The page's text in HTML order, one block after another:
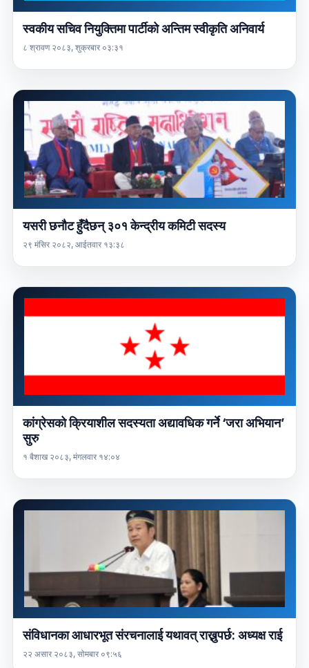
स्वकीय सचिव नियुक्तिमा पार्टीको अन्तिम स्वीकृति अनिवार्य
८ श्रावण २०८३, शुक्रबार ०३:३१
यसरी छनौट हुँदैछन् ३०१ केन्द्रीय कमिटी सदस्य
२९ मंसिर २०८२, आईतवार १३:३८
कांग्रेसको क्रियाशील सदस्यता अद्यावधिक गर्ने ‘जरा अभियान’
सुरु
१ बैशाख २०८३, मंगलवार १४:०४
संविधानका आधारभूत संरचनालाई यथावत् राख्नुपर्छ: अध्यक्ष राई
२२ असार २०८३, सोमबार ०९:५६